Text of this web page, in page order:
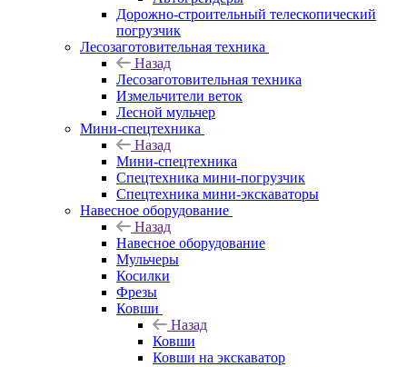
Дорожно-строительный телескопический
погрузчик
Лесозаготовительная техника
Назад
Лесозаготовительная техника
Измельчители веток
Лесной мульчер
Мини-спецтехника
Назад
Мини-спецтехника
Спецтехника мини-погрузчик
Спецтехника мини-экскаваторы
Навесное оборудование
Назад
Навесное оборудование
Мульчеры
Косилки
Фрезы
Ковши
Назад
Ковши
Ковши на экскаватор